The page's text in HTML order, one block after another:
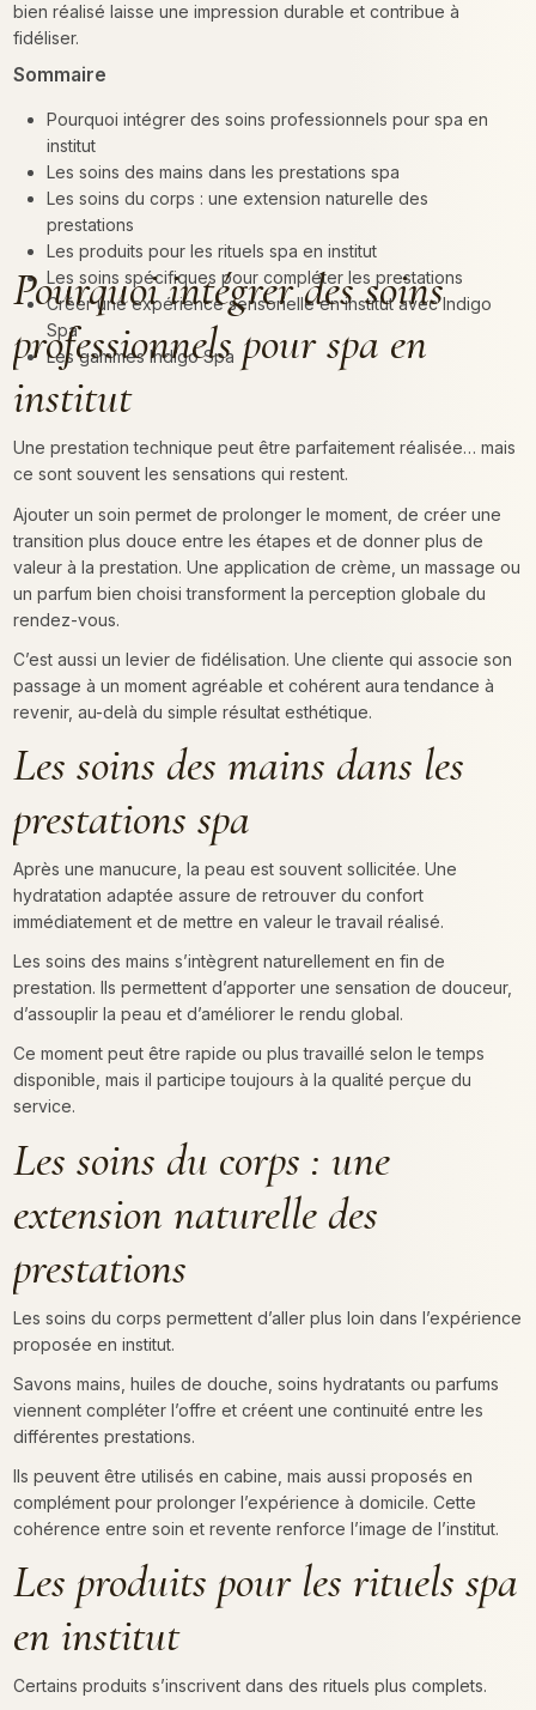
bien réalisé laisse une impression durable et contribue à
fidéliser.
Sommaire
Pourquoi intégrer des soins professionnels pour spa en
institut
Les soins des mains dans les prestations spa
Les soins du corps : une extension naturelle des
prestations
Les produits pour les rituels spa en institut
Les soins spécifiques pour compléter les prestations
Créer une expérience sensorielle en institut avec Indigo
Spa
Les gammes Indigo Spa
Pourquoi intégrer des soins
professionnels pour spa en
institut
Une prestation technique peut être parfaitement réalisée… mais
ce sont souvent les sensations qui restent.
Ajouter un soin permet de prolonger le moment, de créer une
transition plus douce entre les étapes et de donner plus de
valeur à la prestation. Une application de crème, un massage ou
un parfum bien choisi transforment la perception globale du
rendez-vous.
C’est aussi un levier de fidélisation. Une cliente qui associe son
passage à un moment agréable et cohérent aura tendance à
revenir, au-delà du simple résultat esthétique.
Les soins des mains dans les
prestations spa
Après une manucure, la peau est souvent sollicitée. Une
hydratation adaptée assure de retrouver du confort
immédiatement et de mettre en valeur le travail réalisé.
Les soins des mains s’intègrent naturellement en fin de
prestation. Ils permettent d’apporter une sensation de douceur,
d’assouplir la peau et d’améliorer le rendu global.
Ce moment peut être rapide ou plus travaillé selon le temps
disponible, mais il participe toujours à la qualité perçue du
service.
Les soins du corps : une
extension naturelle des
prestations
Les soins du corps permettent d’aller plus loin dans l’expérience
proposée en institut.
Savons mains, huiles de douche, soins hydratants ou parfums
viennent compléter l’offre et créent une continuité entre les
différentes prestations.
Ils peuvent être utilisés en cabine, mais aussi proposés en
complément pour prolonger l’expérience à domicile. Cette
cohérence entre soin et revente renforce l’image de l’institut.
Les produits pour les rituels spa
en institut
Certains produits s’inscrivent dans des rituels plus complets.